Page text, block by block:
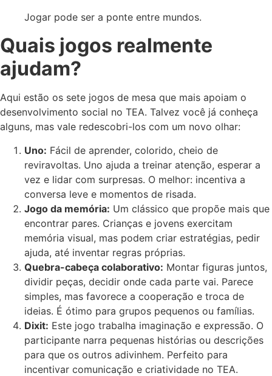
Jogar pode ser a ponte entre mundos.
Quais jogos realmente
ajudam?
Aqui estão os sete jogos de mesa que mais apoiam o
desenvolvimento social no TEA. Talvez você já conheça
alguns, mas vale redescobri-los com um novo olhar:
Uno: Fácil de aprender, colorido, cheio de
reviravoltas. Uno ajuda a treinar atenção, esperar a
vez e lidar com surpresas. O melhor: incentiva a
conversa leve e momentos de risada.
Jogo da memória: Um clássico que propõe mais que
encontrar pares. Crianças e jovens exercitam
memória visual, mas podem criar estratégias, pedir
ajuda, até inventar regras próprias.
Quebra-cabeça colaborativo: Montar figuras juntos,
dividir peças, decidir onde cada parte vai. Parece
simples, mas favorece a cooperação e troca de
ideias. É ótimo para grupos pequenos ou famílias.
Dixit: Este jogo trabalha imaginação e expressão. O
participante narra pequenas histórias ou descrições
para que os outros adivinhem. Perfeito para
incentivar comunicação e criatividade no TEA.